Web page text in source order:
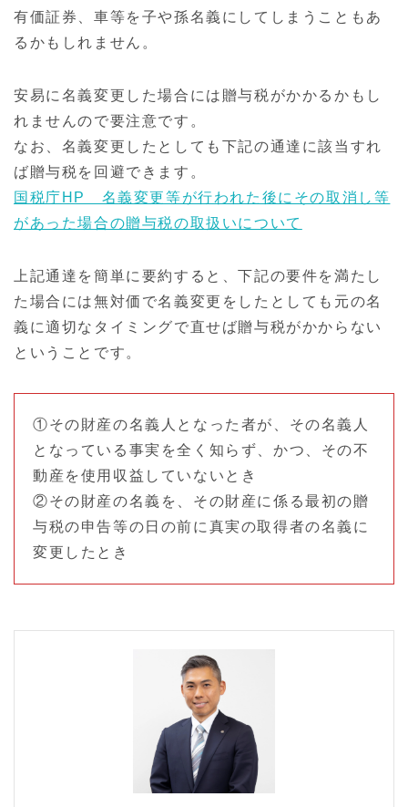
有価証券、車等を子や孫名義にしてしまうこともあ
るかもしれません。
安易に名義変更した場合には贈与税がかかるかもし
れませんので要注意です。
なお、名義変更したとしても下記の通達に該当すれ
ば贈与税を回避できます。
国税庁HP 名義変更等が行われた後にその取消し等
があった場合の贈与税の取扱いについて
上記通達を簡単に要約すると、下記の要件を満たし
た場合には無対価で名義変更をしたとしても元の名
義に適切なタイミングで直せば贈与税がかからない
ということです。
①その財産の名義人となった者が、その名義人
となっている事実を全く知らず、かつ、その不
動産を使用収益していないとき
②その財産の名義を、その財産に係る最初の贈
与税の申告等の日の前に真実の取得者の名義に
変更したとき